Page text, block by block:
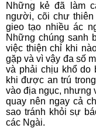
Những kẻ đã làm
người, cõi chư thiên
gieo tạo nhiều ác
Những chúng sanh
việc thiện chỉ khi
gặp và vì vậy đa số
và phải chịu khổ do
khi được an trú
vào địa ngục, nhưng
quay nên ngay cả
sao tránh khỏi sự
các Ngài.